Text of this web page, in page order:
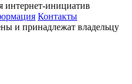
интернет-инициатив
Контакты
и принадлежат владельцу